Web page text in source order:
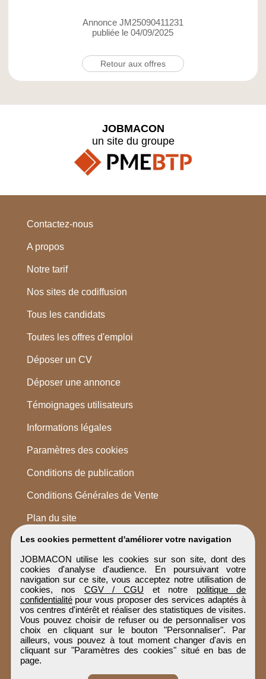
Annonce JM25090411231
publiée le 04/09/2025
Retour aux offres
Les cookies permettent d'améliorer votre navigation
JOBMACON utilise les cookies sur son site, dont des
cookies d'analyse d'audience. En poursuivant votre
navigation sur ce site, vous acceptez notre utilisation de
cookies, nos CGV / CGU et notre politique de
confidentialitépour vous proposer des services adaptés à
vos centres d'intérêt et réaliser des statistiques de visites.
Vous pouvez choisir de refuser ou de personnaliser vos
choix en cliquant sur le bouton "Personnaliser". Par
ailleurs, vous pouvez à tout moment changer d'avis en
cliquant sur "Paramètres des cookies" situé en bas de
page.
JOBMACON
un site du groupe
Contactez-nous
A propos
Notre tarif
Nos sites de codiffusion
Tous les candidats
Toutes les offres d'emploi
Déposer un CV
Déposer une annonce
Témoignages utilisateurs
Informations légales
Paramètres des cookies
Conditions de publication
Conditions Générales de Vente
Plan du site